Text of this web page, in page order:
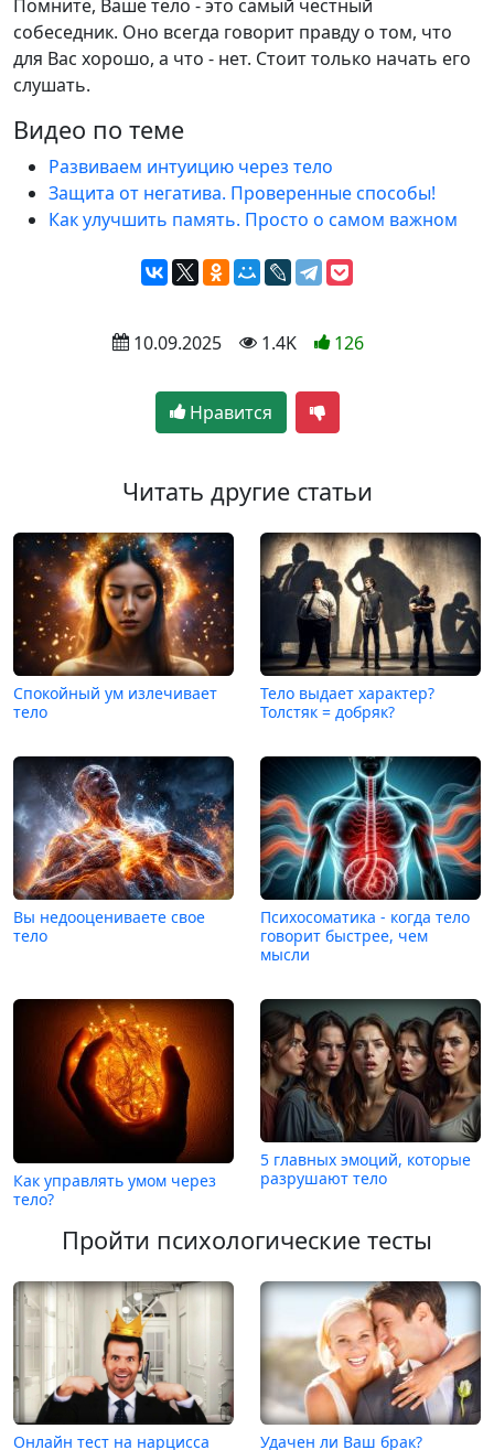
Помните, Ваше тело - это самый честный
собеседник. Оно всегда говорит правду о том, что
для Вас хорошо, а что - нет. Стоит только начать его
слушать.
Видео по теме
Развиваем интуицию через тело
Защита от негатива. Проверенные способы!
Как улучшить память. Просто о самом важном
10.09.2025 1.4K 126
Нравится
Читать другие статьи
Спокойный ум излечивает
тело
Тело выдает характер?
Толстяк = добряк?
Вы недооцениваете свое
тело
Психосоматика - когда тело
говорит быстрее, чем
мысли
Как управлять умом через
тело?
5 главных эмоций, которые
разрушают тело
Пройти психологические тесты
Онлайн тест на нарцисса
Удачен ли Ваш брак?